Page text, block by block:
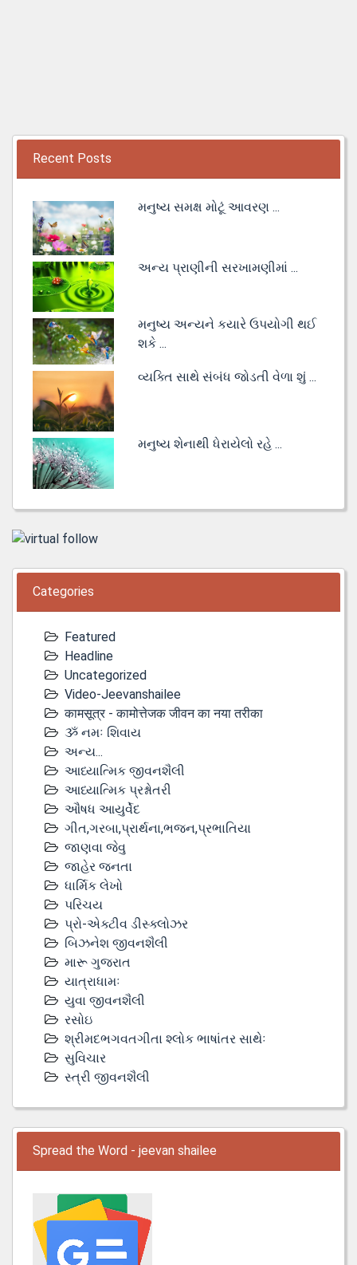
Recent Posts
મનુષ્ય સમક્ષ મોટૂં આવરણ ...
અન્ય પ્રાણીની સરખામણીમાં ...
મનુષ્ય અન્યને કયારે ઉપયોગી થઈ
શકે ...
વ્યક્તિ સાથે સંબંધ જોડતી વેળા શું ...
મનુષ્ય શેનાથી ધેરાયેલો રહે ...
Categories
Featured
Headline
Uncategorized
Video-Jeevanshailee
कामसूत्र - कामोत्तेजक जीवन का नया तरीका
ૐ નમઃ શિવાય
અન્ય...
આધ્યાત્મિક જીવનશૈલી
આધ્યાત્મિક પ્રશ્નોતરી
ઔષધ આયુર્વેદ
ગીત,ગરબા,પ્રાર્થના,ભજન,પ્રભાતિયા
જાણવા જેવુ
જાહેર જનતા
ધાર્મિક લેખો
પરિચય
પ્રો-એક્ટીવ ડીસ્‍ક્લોઝર
બિઝનેશ જીવનશૈલી
મારૂ ગુજરાત
યાત્રાધામઃ
યુવા જીવનશૈલી
રસોઇ
શ્રીમદભગવતગીતા શ્લોક ભાષાંતર સાથેઃ
સુવિચાર
સ્ત્રી જીવનશૈલી
Spread the Word - jeevan shailee